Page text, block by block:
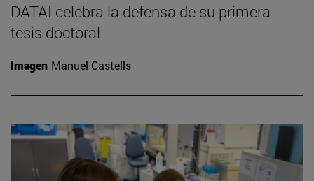
DATAI celebra la defensa de su primera
tesis doctoral
Imagen Manuel Castells